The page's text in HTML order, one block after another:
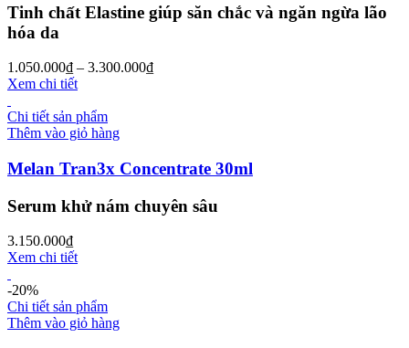
Tinh chất Elastine giúp săn chắc và ngăn ngừa lão
hóa da
1.050.000₫ – 3.300.000₫
Xem chi tiết
Chi tiết sản phẩm
Thêm vào giỏ hàng
Melan Tran3x Concentrate 30ml
Serum khử nám chuyên sâu
3.150.000₫
Xem chi tiết
-20%
Chi tiết sản phẩm
Thêm vào giỏ hàng